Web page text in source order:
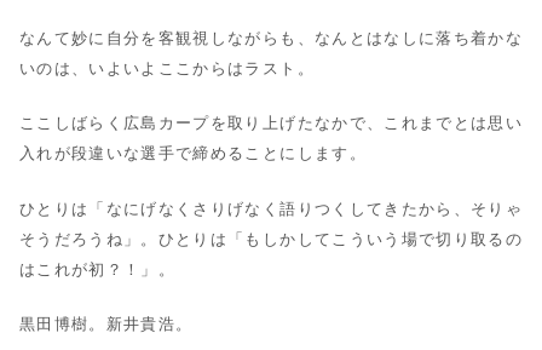
なんて妙に自分を客観視しながらも、なんとはなしに落ち着かな
いのは、いよいよここからはラスト。
ここしばらく広島カープを取り上げたなかで、これまでとは思い
入れが段違いな選手で締めることにします。
ひとりは「なにげなくさりげなく語りつくしてきたから、そりゃ
そうだろうね」。ひとりは「もしかしてこういう場で切り取るの
はこれが初？！」。
黒田博樹。新井貴浩。